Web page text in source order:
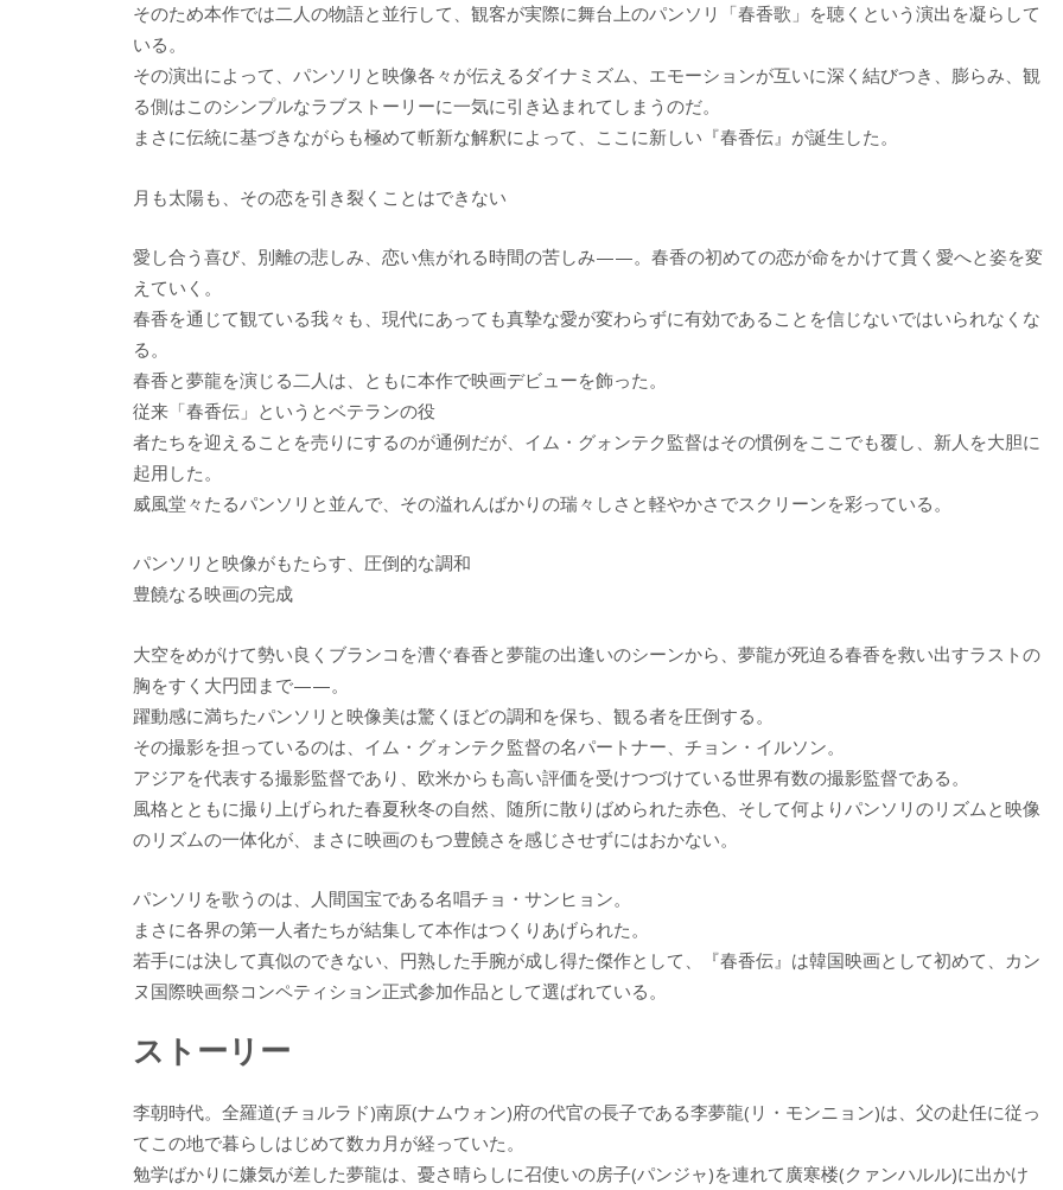
そのため本作では二人の物語と並行して、観客が実際に舞台上のパンソリ「春香歌」を聴くという演出を凝らして
いる。
その演出によって、パンソリと映像各々が伝えるダイナミズム、エモーションが互いに深く結びつき、膨らみ、観
る側はこのシンプルなラブストーリーに一気に引き込まれてしまうのだ。
まさに伝統に基づきながらも極めて斬新な解釈によって、ここに新しい『春香伝』が誕生した。
月も太陽も、その恋を引き裂くことはできない
愛し合う喜び、別離の悲しみ、恋い焦がれる時間の苦しみ——。春香の初めての恋が命をかけて貫く愛へと姿を変
えていく。
春香を通じて観ている我々も、現代にあっても真摯な愛が変わらずに有効であることを信じないではいられなくな
る。
春香と夢龍を演じる二人は、ともに本作で映画デビューを飾った。
従来「春香伝」というとベテランの役
者たちを迎えることを売りにするのが通例だが、イム・グォンテク監督はその慣例をここでも覆し、新人を大胆に
起用した。
威風堂々たるパンソリと並んで、その溢れんばかりの瑞々しさと軽やかさでスクリーンを彩っている。
パンソリと映像がもたらす、圧倒的な調和
豊饒なる映画の完成
大空をめがけて勢い良くブランコを漕ぐ春香と夢龍の出逢いのシーンから、夢龍が死迫る春香を救い出すラストの
胸をすく大円団まで——。
躍動感に満ちたパンソリと映像美は驚くほどの調和を保ち、観る者を圧倒する。
その撮影を担っているのは、イム・グォンテク監督の名パートナー、チョン・イルソン。
アジアを代表する撮影監督であり、欧米からも高い評価を受けつづけている世界有数の撮影監督である。
風格とともに撮り上げられた春夏秋冬の自然、随所に散りばめられた赤色、そして何よりパンソリのリズムと映像
のリズムの一体化が、まさに映画のもつ豊饒さを感じさせずにはおかない。
パンソリを歌うのは、人間国宝である名唱チョ・サンヒョン。
まさに各界の第一人者たちが結集して本作はつくりあげられた。
若手には決して真似のできない、円熟した手腕が成し得た傑作として、『春香伝』は韓国映画として初めて、カン
ヌ国際映画祭コンペティション正式参加作品として選ばれている。
ストーリー
李朝時代。全羅道(チョルラド)南原(ナムウォン)府の代官の長子である李夢龍(リ・モンニョン)は、父の赴任に従っ
てこの地で暮らしはじめて数カ月が経っていた。
勉学ばかりに嫌気が差した夢龍は、憂さ晴らしに召使いの房子(パンジャ)を連れて廣寒楼(クァンハルル)に出かけ